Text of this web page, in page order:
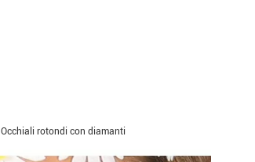
Occhiali rotondi con diamanti